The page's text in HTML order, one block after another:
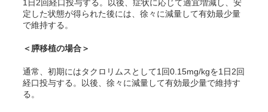
1日2回経口投与する。以後、症状に応じて適宜増減し、安
定した状態が得られた後には、徐々に減量して有効最少量
で維持する。
＜膵移植の場合＞
通常、初期にはタクロリムスとして1回0.15mg/kgを1日2回
経口投与する。以後、徐々に減量して有効最少量で維持す
る。